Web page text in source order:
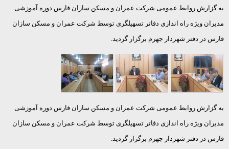
به گزارش روابط عمومی شرکت عمران و مسکن سازان فارس دوره آموزشی
مدیران ویژه راه اندازی دفاتر تسهیلگری توسط شرکت عمران و مسکن سازان
فارس در دفتر شهردار جهرم برگزار گردید.
به گزارش روابط عمومی شرکت عمران و مسکن سازان فارس دوره آموزشی
مدیران ویژه راه اندازی دفاتر تسهیلگری توسط شرکت عمران و مسکن سازان
فارس در دفتر شهردار جهرم برگزار گردید.